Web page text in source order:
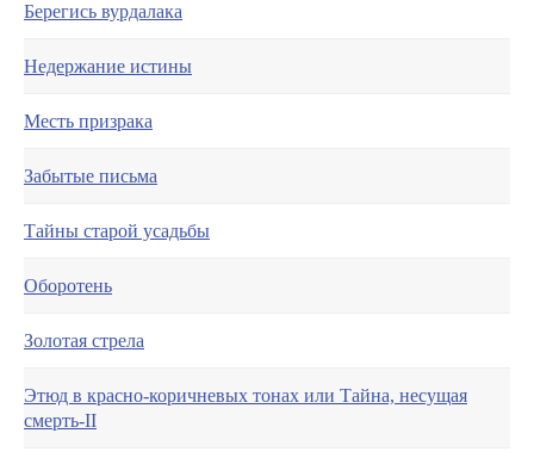
Берегись вурдалака
Недержание истины
Месть призрака
Забытые письма
Тайны старой усадьбы
Оборотень
Золотая стрела
Этюд в красно-коричневых тонах или Тайна, несущая
смерть-II